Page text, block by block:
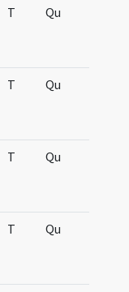
T Qu
T Qu
T Qu
T Qu